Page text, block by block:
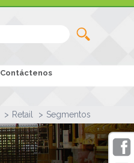
Contáctenos
Retail Segmentos